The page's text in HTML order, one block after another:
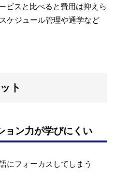
ビスと比べると費用は抑えら
ケジュール管理や通学など
ト
ョン力が学びにくい
にフォーカスしてしまう